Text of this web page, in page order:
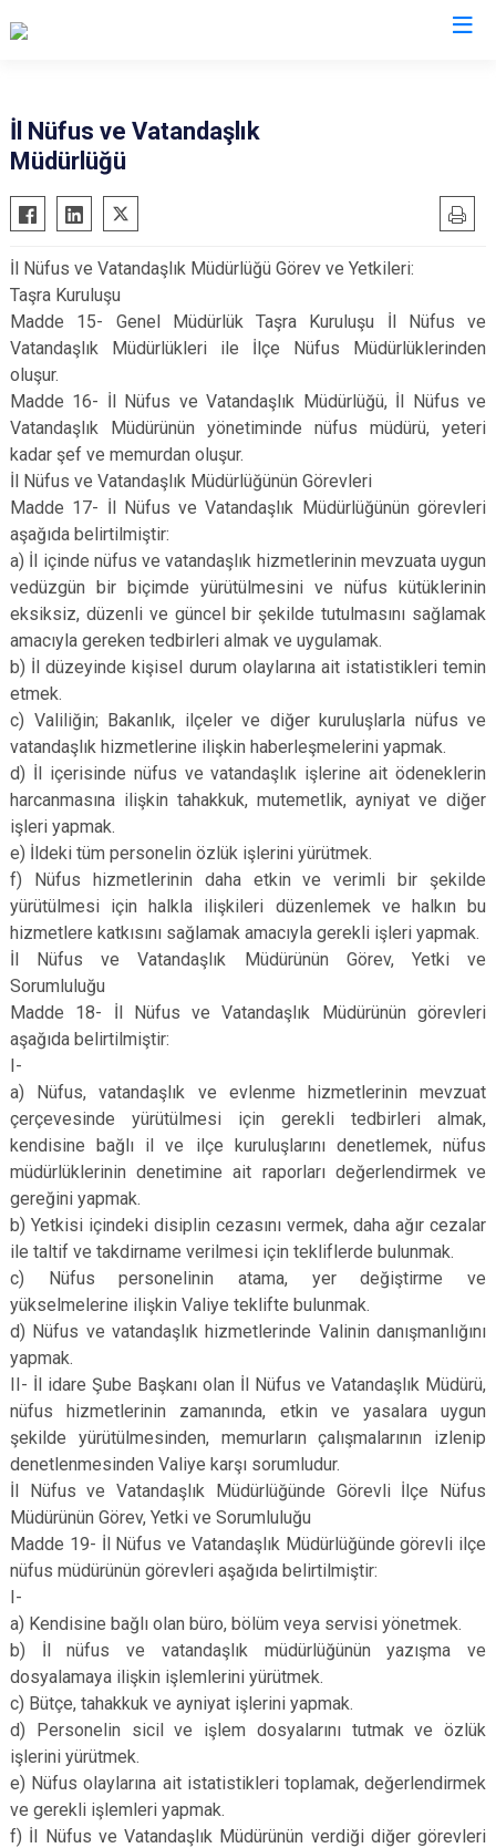
İl Nüfus ve Vatandaşlık
Müdürlüğü
İl Nüfus ve Vatandaşlık Müdürlüğü Görev ve Yetkileri:
Taşra Kuruluşu
Madde 15- Genel Müdürlük Taşra Kuruluşu İl Nüfus ve
Vatandaşlık Müdürlükleri ile İlçe Nüfus Müdürlüklerinden
oluşur.
Madde 16- İl Nüfus ve Vatandaşlık Müdürlüğü, İl Nüfus ve
Vatandaşlık Müdürünün yönetiminde nüfus müdürü, yeteri
kadar şef ve memurdan oluşur.
İl Nüfus ve Vatandaşlık Müdürlüğünün Görevleri
Madde 17- İl Nüfus ve Vatandaşlık Müdürlüğünün görevleri
aşağıda belirtilmiştir:
a) İl içinde nüfus ve vatandaşlık hizmetlerinin mevzuata uygun
vedüzgün bir biçimde yürütülmesini ve nüfus kütüklerinin
eksiksiz, düzenli ve güncel bir şekilde tutulmasını sağlamak
amacıyla gereken tedbirleri almak ve uygulamak.
b) İl düzeyinde kişisel durum olaylarına ait istatistikleri temin
etmek.
c) Valiliğin; Bakanlık, ilçeler ve diğer kuruluşlarla nüfus ve
vatandaşlık hizmetlerine ilişkin haberleşmelerini yapmak.
d) İl içerisinde nüfus ve vatandaşlık işlerine ait ödeneklerin
harcanmasına ilişkin tahakkuk, mutemetlik, ayniyat ve diğer
işleri yapmak.
e) İldeki tüm personelin özlük işlerini yürütmek.
f) Nüfus hizmetlerinin daha etkin ve verimli bir şekilde
yürütülmesi için halkla ilişkileri düzenlemek ve halkın bu
hizmetlere katkısını sağlamak amacıyla gerekli işleri yapmak.
İl Nüfus ve Vatandaşlık Müdürünün Görev, Yetki ve
Sorumluluğu
Madde 18- İl Nüfus ve Vatandaşlık Müdürünün görevleri
aşağıda belirtilmiştir:
I-
a) Nüfus, vatandaşlık ve evlenme hizmetlerinin mevzuat
çerçevesinde yürütülmesi için gerekli tedbirleri almak,
kendisine bağlı il ve ilçe kuruluşlarını denetlemek, nüfus
müdürlüklerinin denetimine ait raporları değerlendirmek ve
gereğini yapmak.
b) Yetkisi içindeki disiplin cezasını vermek, daha ağır cezalar
ile taltif ve takdirname verilmesi için tekliflerde bulunmak.
c) Nüfus personelinin atama, yer değiştirme ve
yükselmelerine ilişkin Valiye teklifte bulunmak.
d) Nüfus ve vatandaşlık hizmetlerinde Valinin danışmanlığını
yapmak.
II- İl idare Şube Başkanı olan İl Nüfus ve Vatandaşlık Müdürü,
nüfus hizmetlerinin zamanında, etkin ve yasalara uygun
şekilde yürütülmesinden, memurların çalışmalarının izlenip
denetlenmesinden Valiye karşı sorumludur.
İl Nüfus ve Vatandaşlık Müdürlüğünde Görevli İlçe Nüfus
Müdürünün Görev, Yetki ve Sorumluluğu
Madde 19- İl Nüfus ve Vatandaşlık Müdürlüğünde görevli ilçe
nüfus müdürünün görevleri aşağıda belirtilmiştir:
I-
a) Kendisine bağlı olan büro, bölüm veya servisi yönetmek.
b) İl nüfus ve vatandaşlık müdürlüğünün yazışma ve
dosyalamaya ilişkin işlemlerini yürütmek.
c) Bütçe, tahakkuk ve ayniyat işlerini yapmak.
d) Personelin sicil ve işlem dosyalarını tutmak ve özlük
işlerini yürütmek.
e) Nüfus olaylarına ait istatistikleri toplamak, değerlendirmek
ve gerekli işlemleri yapmak.
f) İl Nüfus ve Vatandaşlık Müdürünün verdiği diğer görevleri